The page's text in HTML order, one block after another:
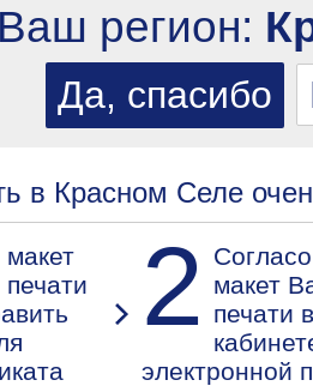
Ваш регион:
в Красном Селе
2
макет
печати
электронной